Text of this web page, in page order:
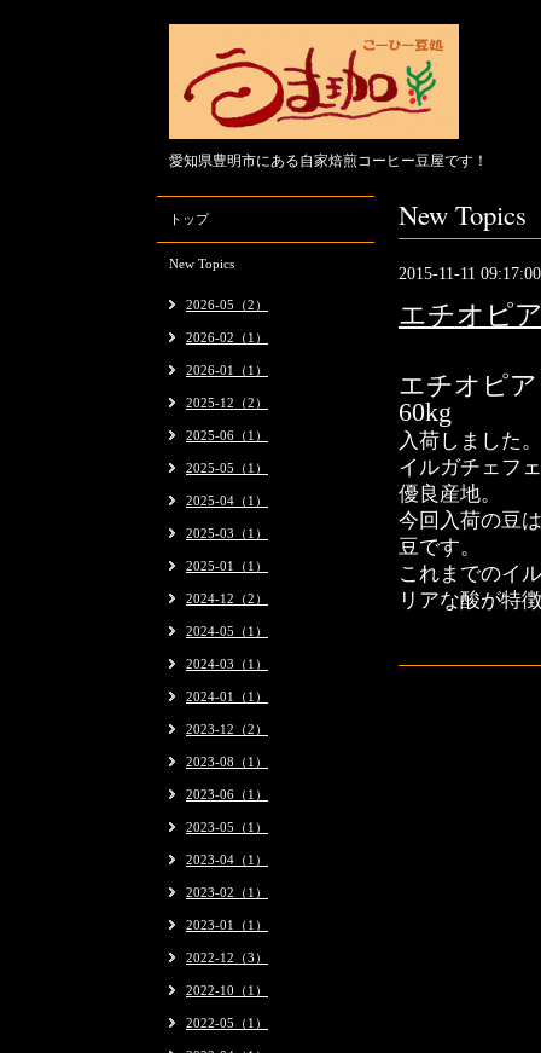
愛知県豊明市にある自家焙煎コーヒー豆屋です！
New Topics
2015-11-11 09:17:00
エチオピ
エチオピ
60kg
入荷しました。
イルガチェフ
優良産地。
今回入荷の豆
豆です。
これまでのイ
リアな酸が特
トップ
New Topics
2026-05（2）
2026-02（1）
2026-01（1）
2025-12（2）
2025-06（1）
2025-05（1）
2025-04（1）
2025-03（1）
2025-01（1）
2024-12（2）
2024-05（1）
2024-03（1）
2024-01（1）
2023-12（2）
2023-08（1）
2023-06（1）
2023-05（1）
2023-04（1）
2023-02（1）
2023-01（1）
2022-12（3）
2022-10（1）
2022-05（1）